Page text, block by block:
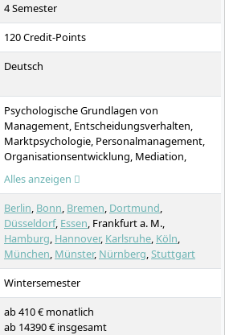
4 Semester
120 Credit-Points
Deutsch
Psychologische Grundlagen von
Management, Entscheidungsverhalten,
Marktpsychologie, Personalmanagement,
Organisationsentwicklung, Mediation,
psychologische Gesprächsführung,
empirische Sozialforschung, Leadership,
Selbstmanagement
Alles anzeigen
Berlin, Bonn, Bremen, Dortmund,
Düsseldorf, Essen, Frankfurt a. M.,
Hamburg, Hannover, Karlsruhe, Köln,
München, Münster, Nürnberg,Stuttgart
Wintersemester
ab 410 € monatlich
ab 14390 € insgesamt